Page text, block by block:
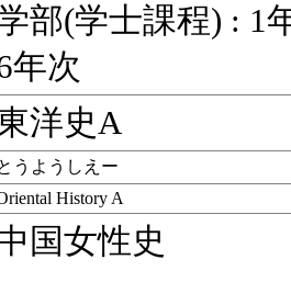
部(学士課程) : 1
年次
洋史A
うようしえー
History A
国女性史